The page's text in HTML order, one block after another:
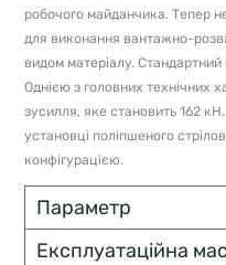
робочого майданчика. Тепер
для виконання вантажно-
видом матеріалу.
Однією з головних технічних
зусилля, яке становить 162
установці поліпшеного
конфігурацією.
Параметр
Експлуатаційна